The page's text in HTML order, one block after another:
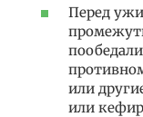
Перед
или
или